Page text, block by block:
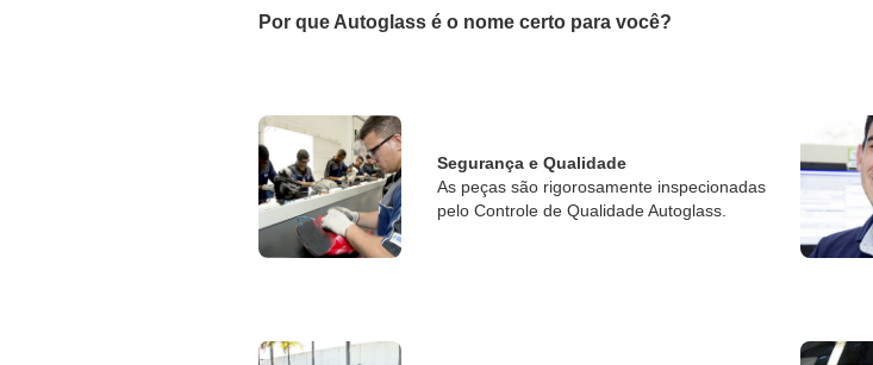
Por que Autoglass é o nome certo para você?
Segurança e Qualidade
As peças são rigorosamente inspecionadas
pelo Controle de Qualidade Autoglass.